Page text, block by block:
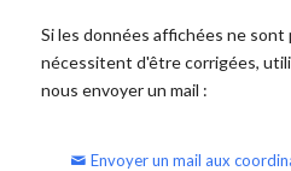
Si les données affichées ne sont
nécessitent d'être corrigées,
nous envoyer un mail :
Envoyer un mail aux